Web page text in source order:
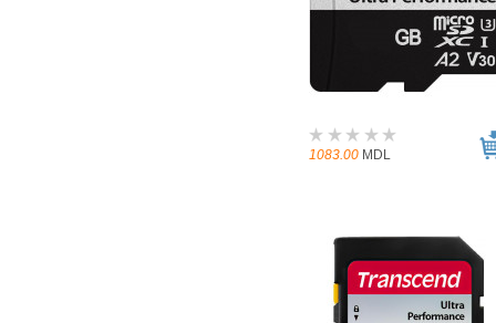
1083.00 MDL